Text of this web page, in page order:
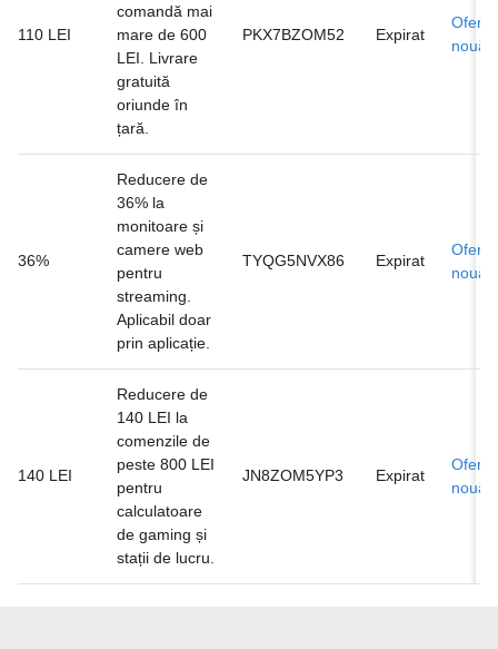
110 LEI
comandă mai
mare de 600
LEI. Livrare
gratuită
oriunde în
țară.
PKX7BZOM52 Expirat
Ofertă
nouă
36%
Reducere de
36% la
monitoare și
camere web
pentru
streaming.
Aplicabil doar
prin aplicație.
TYQG5NVX86 Expirat
Ofertă
nouă
140 LEI
Reducere de
140 LEI la
comenzile de
peste 800 LEI
pentru
calculatoare
de gaming și
stații de lucru.
JN8ZOM5YP3 Expirat
Ofertă
nouă